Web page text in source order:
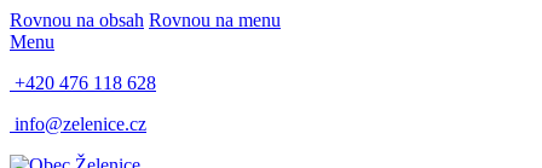
Rovnou na obsah Rovnou na menu
Menu
+420 476 118 628
info@zelenice.cz